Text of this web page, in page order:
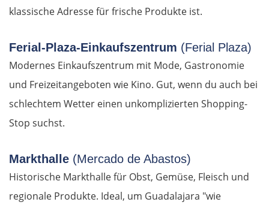
klassische Adresse für frische Produkte ist.
Ferial-Plaza-Einkaufszentrum (Ferial Plaza)
Modernes Einkaufszentrum mit Mode, Gastronomie
und Freizeitangeboten wie Kino. Gut, wenn du auch bei
schlechtem Wetter einen unkomplizierten Shopping-
Stop suchst.
Markthalle (Mercado de Abastos)
Historische Markthalle für Obst, Gemüse, Fleisch und
regionale Produkte. Ideal, um Guadalajara "wie
Łomża
Wyszków
Warschau
Żyrardów
Turek